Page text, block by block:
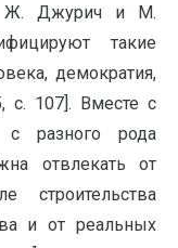
Ж. Джурич и М.
такие
демократия,
с. 107]. Вместе с
с разного рода
отвлекать от
строительства
и от реальных